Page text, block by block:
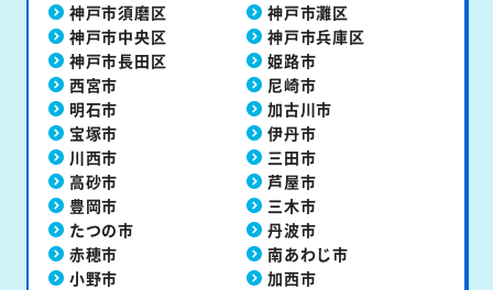
神戸市須磨区
神戸市灘区
神戸市中央区
神戸市兵庫区
神戸市長田区
姫路市
西宮市
尼崎市
明石市
加古川市
宝塚市
伊丹市
川西市
三田市
高砂市
芦屋市
豊岡市
三木市
たつの市
丹波市
赤穂市
南あわじ市
小野市
加西市